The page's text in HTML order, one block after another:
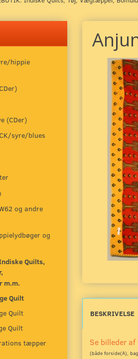
hippie
(CDer)
syre/blues
og andre
og
Quilts,
m.m.
Quilt
Quilt
Quilt
tæpper
BESKRIVELSE
Se billeder
(både forside(A),